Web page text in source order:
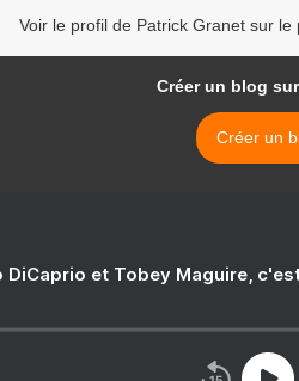
Voir le profil de Patrick Granet sur le
Créer un blog
Créer un
DiCaprio et Tobey Maguire,